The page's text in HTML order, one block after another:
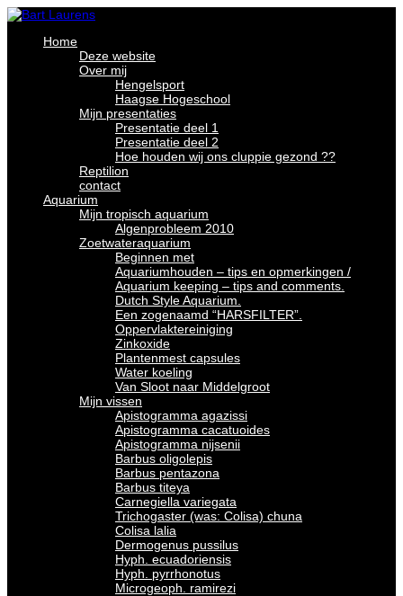
Home
Deze website
Over mij
Hengelsport
Haagse Hogeschool
Mijn presentaties
Presentatie deel 1
Presentatie deel 2
Hoe houden wij ons cluppie gezond ??
Reptilion
contact
Aquarium
Mijn tropisch aquarium
Algenprobleem 2010
Zoetwateraquarium
Beginnen met
Aquariumhouden – tips en opmerkingen /
Aquarium keeping – tips and comments.
Dutch Style Aquarium.
Een zogenaamd “HARSFILTER”.
Oppervlaktereiniging
Zinkoxide
Plantenmest capsules
Water koeling
Van Sloot naar Middelgroot
Mijn vissen
Apistogramma agazissi
Apistogramma cacatuoides
Apistogramma nijsenii
Barbus oligolepis
Barbus pentazona
Barbus titeya
Carnegiella variegata
Trichogaster (was: Colisa) chuna
Colisa lalia
Dermogenus pussilus
Hyph. ecuadoriensis
Hyph. pyrrhonotus
Microgeoph. ramirezi